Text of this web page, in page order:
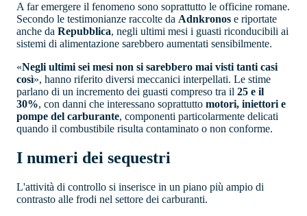
A far emergere il fenomeno sono soprattutto le officine romane.
Secondo le testimonianze raccolte da Adnkronos e riportate
anche da Repubblica, negli ultimi mesi i guasti riconducibili ai
sistemi di alimentazione sarebbero aumentati sensibilmente.
«Negli ultimi sei mesi non si sarebbero mai visti tanti casi
così», hanno riferito diversi meccanici interpellati. Le stime
parlano di un incremento dei guasti compreso tra il 25 e il
30%, con danni che interessano soprattutto motori, iniettori e
pompe del carburante, componenti particolarmente delicati
quando il combustibile risulta contaminato o non conforme.
I numeri dei sequestri
L'attività di controllo si inserisce in un piano più ampio di
contrasto alle frodi nel settore dei carburanti.